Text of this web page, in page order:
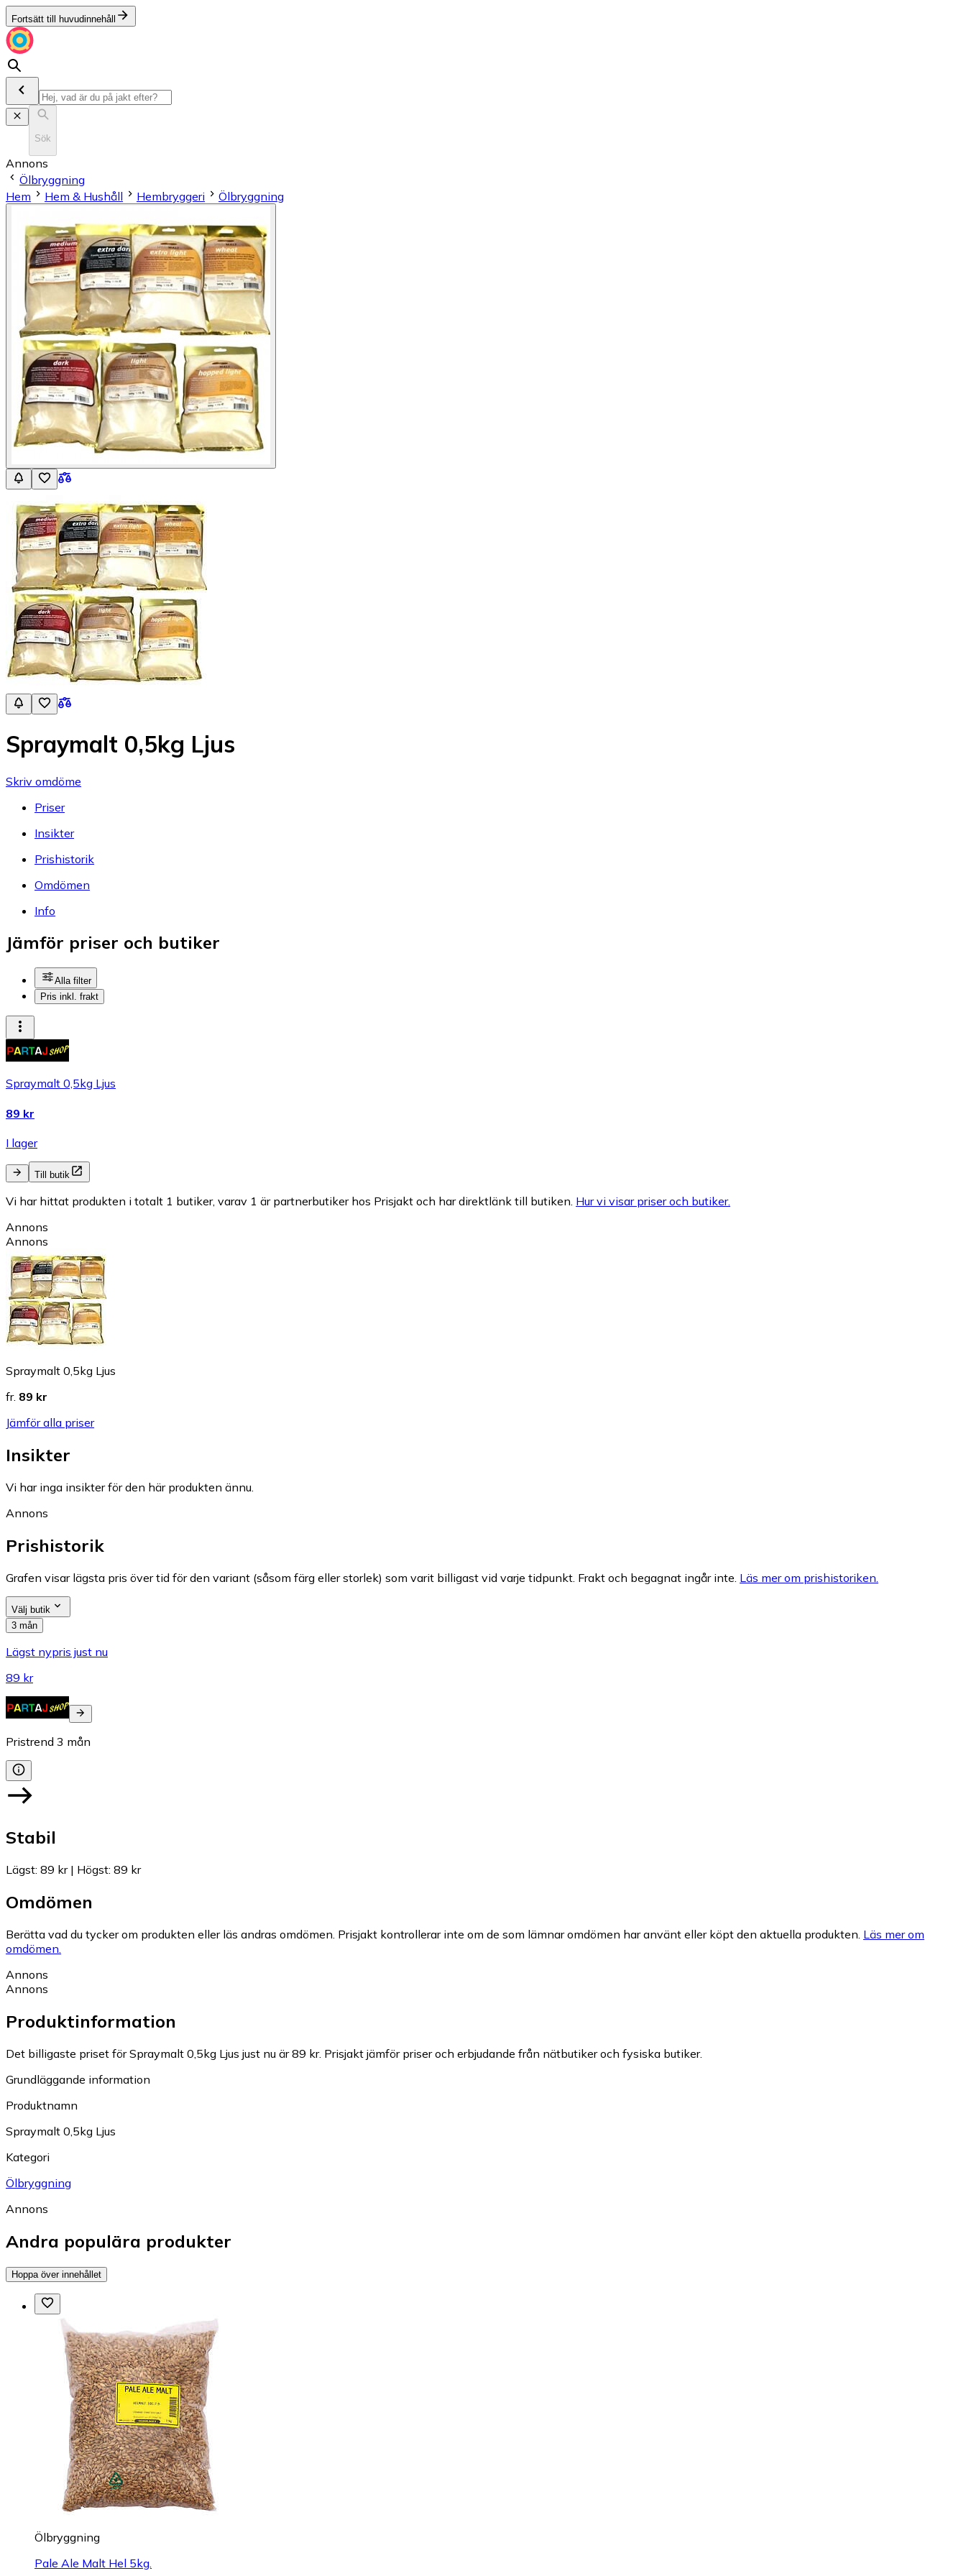
Fortsätt till huvudinnehåll
Sök
Annons
Ölbryggning
Hem
Hem & Hushåll Hembryggeri Ölbryggning
Spraymalt 0,5kg Ljus
Skriv omdöme
Priser
Insikter
Prishistorik
Omdömen
Info
Jämför priser och butiker
Alla filter
Pris inkl. frakt
Spraymalt 0,5kg Ljus
89 kr
I lager
Till butik
Vi har hittat produkten i totalt 1 butiker, varav 1 är partnerbutiker hos Prisjakt och har direktlänk till butiken. Hur vi visar priser och butiker.
Annons
Annons
Spraymalt 0,5kg Ljus
fr. 89 kr
Jämför alla priser
Insikter
Vi har inga insikter för den här produkten ännu.
Annons
Prishistorik
Grafen visar lägsta pris över tid för den variant (såsom färg eller storlek) som varit billigast vid varje tidpunkt. Frakt och begagnat ingår inte. Läs mer om prishistoriken.
Välj butik
3 mån
Lägst nypris just nu
89 kr
Pristrend 3 mån
Stabil
Lägst: 89 kr| Högst: 89 kr
Omdömen
Berätta vad du tycker om produkten eller läs andras omdömen. Prisjakt kontrollerar inte om de som lämnar omdömen har använt eller köpt den aktuella produkten. Läs mer om
omdömen.
Annons
Annons
Produktinformation
Det billigaste priset för Spraymalt 0,5kg Ljus just nu är 89 kr. Prisjakt jämför priser och erbjudande från nätbutiker och fysiska butiker.
Grundläggande information
Produktnamn
Spraymalt 0,5kg Ljus
Kategori
Ölbryggning
Annons
Andra populära produkter
Hoppa över innehållet
Ölbryggning
Pale Ale Malt Hel 5kg.